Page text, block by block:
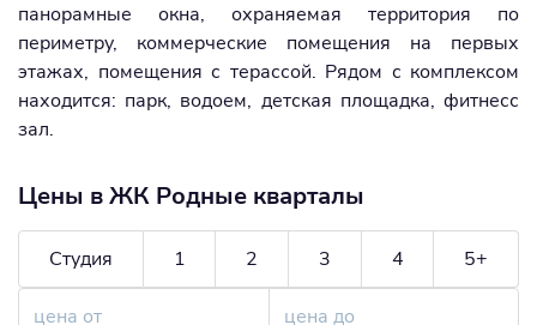
панорамные окна, охраняемая территория по
периметру, коммерческие помещения на первых
этажах, помещения с терассой. Рядом с комплексом
находится: парк, водоем, детская площадка, фитнесс
зал.
Цены в ЖК Родные кварталы
Студия 1 2 3 4 5+